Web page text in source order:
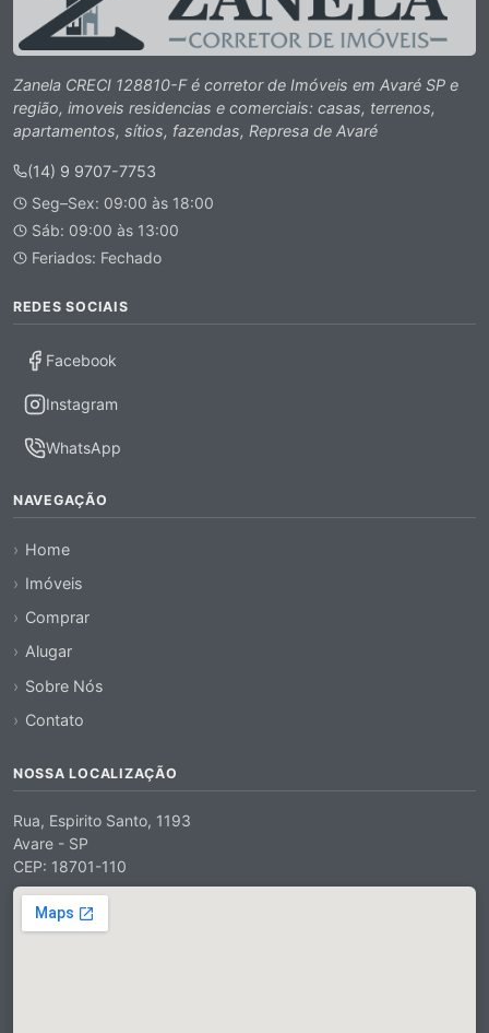
Zanela CRECI 128810-F é corretor de Imóveis em Avaré SP e
região, imoveis residencias e comerciais: casas, terrenos,
apartamentos, sítios, fazendas, Represa de Avaré
(14) 9 9707-7753
Seg–Sex: 09:00 às 18:00
Sáb: 09:00 às 13:00
Feriados: Fechado
REDES SOCIAIS
Facebook
Instagram
WhatsApp
NAVEGAÇÃO
Home
Imóveis
Comprar
Alugar
Sobre Nós
Contato
NOSSA LOCALIZAÇÃO
Rua, Espirito Santo, 1193
Avare - SP
CEP: 18701-110